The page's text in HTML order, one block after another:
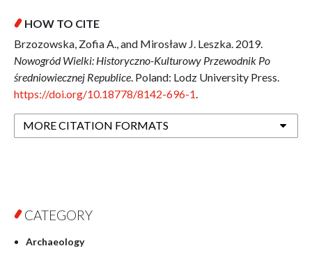
HOW TO CITE
Brzozowska, Zofia A., and Mirosław J. Leszka. 2019.
Nowogród Wielki: Historyczno-Kulturowy Przewodnik Po
średniowiecznej Republice . Poland: Lodz University Press.
https://doi.org/10.18778/8142-696-1
MORE CITATION FORMATS
CATEGORY
Archaeology